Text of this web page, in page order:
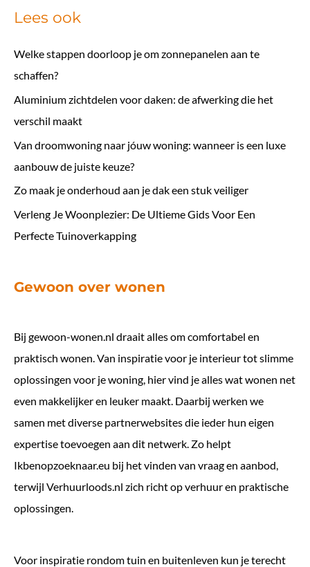
Lees ook
Welke stappen doorloop je om zonnepanelen aan te
schaffen?
Aluminium zichtdelen voor daken: de afwerking die het
verschil maakt
Van droomwoning naar jóuw woning: wanneer is een luxe
aanbouw de juiste keuze?
Zo maak je onderhoud aan je dak een stuk veiliger
Verleng Je Woonplezier: De Ultieme Gids Voor Een
Perfecte Tuinoverkapping
Gewoon over wonen
Bij gewoon-wonen.nl draait alles om comfortabel en
praktisch wonen. Van inspiratie voor je interieur tot slimme
oplossingen voor je woning, hier vind je alles wat wonen net
even makkelijker en leuker maakt. Daarbij werken we
samen met diverse partnerwebsites die ieder hun eigen
expertise toevoegen aan dit netwerk. Zo helpt
Ikbenopzoeknaar.eu bij het vinden van vraag en aanbod,
terwijl Verhuurloods.nl zich richt op verhuur en praktische
oplossingen.
Voor inspiratie rondom tuin en buitenleven kun je terecht